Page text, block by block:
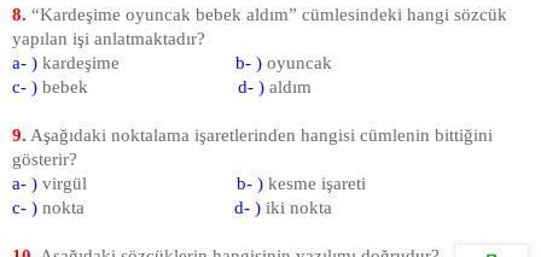
8. “Kardeşime oyuncak bebek aldım” cümlesindeki hangi sözcük
yapılan işi anlatmaktadır?
a- ) kardeşime b- ) oyuncak
c- ) bebek d- ) aldım
9. Aşağıdaki noktalama işaretlerinden hangisi cümlenin bittiğini
gösterir?
a- ) virgül b- ) kesme işareti
c- ) nokta d- ) iki nokta